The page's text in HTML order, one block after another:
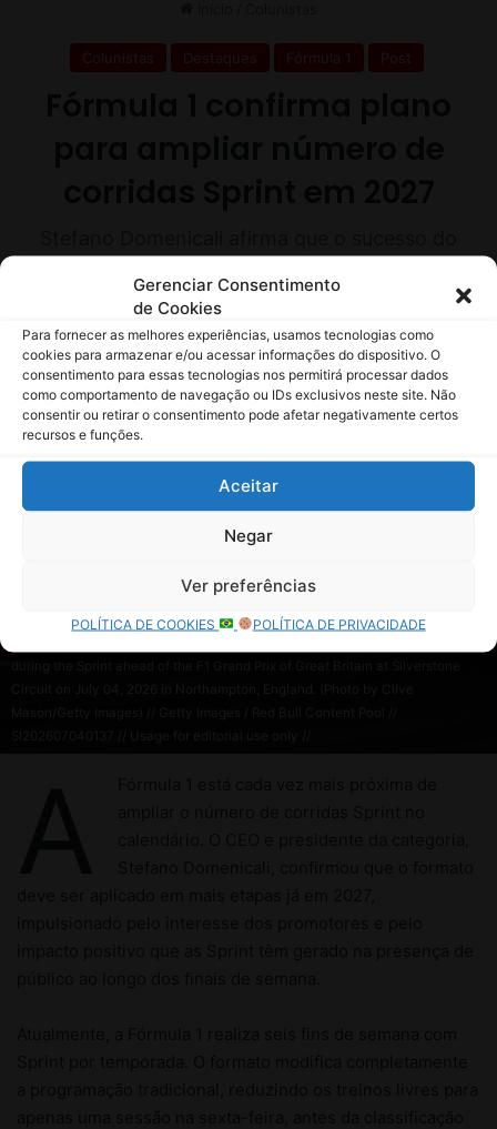
Gerenciar Consentimento
de Cookies
Para fornecer as melhores experiências, usamos tecnologias como
cookies para armazenar e/ou acessar informações do dispositivo. O
consentimento para essas tecnologias nos permitirá processar dados
como comportamento de navegação ou IDs exclusivos neste site. Não
consentir ou retirar o consentimento pode afetar negativamente certos
recursos e funções.
Aceitar
Negar
Ver preferências
POLÍTICA DE COOKIES POLÍTICA DE PRIVACIDADE